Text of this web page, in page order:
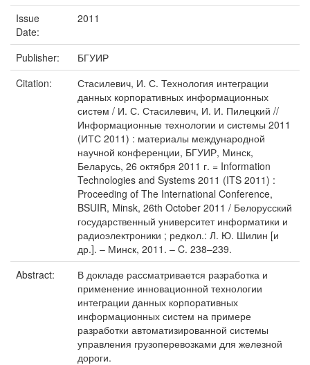
Issue
Date:
2011
Publisher:
БГУИР
Citation:
Стасилевич, И. С. Технология интеграции
данных корпоративных информационных
систем / И. С. Стасилевич, И. И. Пилецкий //
Информационные технологии и системы 2011
(ИТС 2011) : материалы международной
научной конференции, БГУИР, Минск,
Беларусь, 26 октября 2011 г. = Information
Technologies and Systems 2011 (ITS 2011) :
Proceeding of The International Conference,
BSUIR, Minsk, 26th October 2011 / Белорусский
государственный университет информатики и
радиоэлектроники ; редкол.: Л. Ю. Шилин [и
др.]. – Минск, 2011. – C. 238–239.
Abstract:
В докладе рассматривается разработка и
применение инновационной технологии
интеграции данных корпоративных
информационных систем на примере
разработки автоматизированной системы
управления грузоперевозками для железной
дороги.